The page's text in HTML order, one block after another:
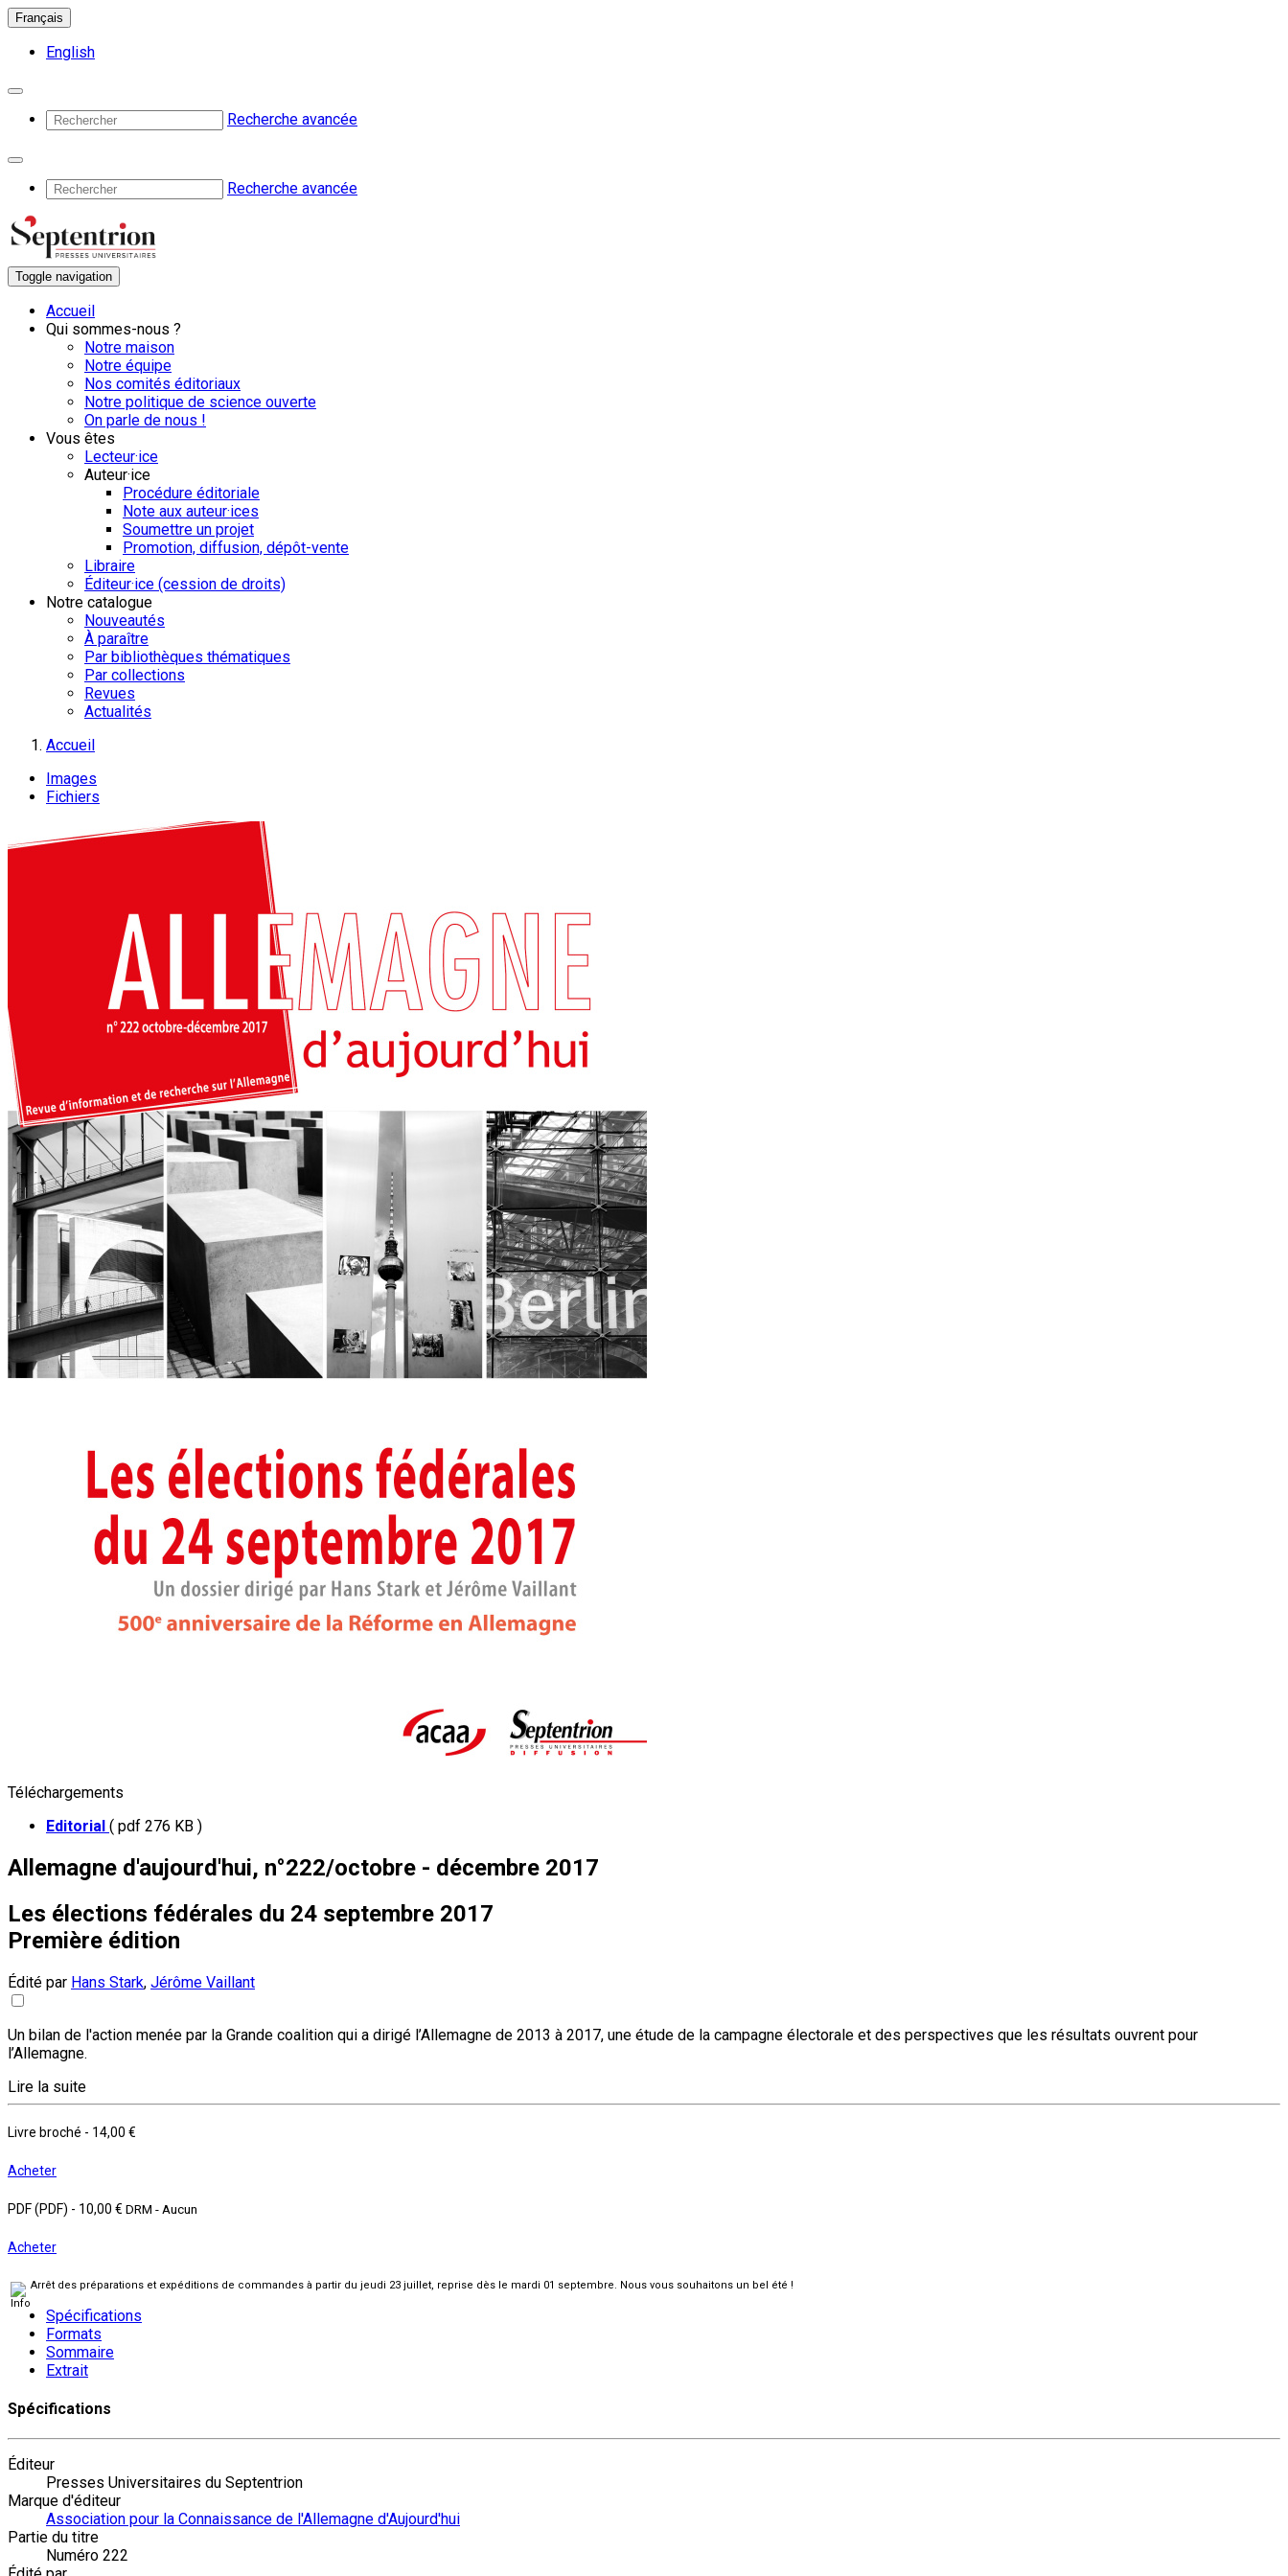
Français
English
Recherche avancée
Recherche avancée
Toggle navigation
Accueil
Qui sommes-nous ?
Notre maison
Notre équipe
Nos comités éditoriaux
Notre politique de science ouverte
On parle de nous !
Vous êtes
Lecteur·ice
Auteur·ice
Procédure éditoriale
Note aux auteur·ices
Soumettre un projet
Promotion, diffusion, dépôt-vente
Libraire
Éditeur·ice (cession de droits)
Notre catalogue
Nouveautés
À paraître
Par bibliothèques thématiques
Par collections
Revues
Actualités
Accueil
Images
Fichiers
Téléchargements
Editorial ( pdf 276 KB )
Allemagne d'aujourd'hui, n°222/octobre - décembre 2017
Les élections fédérales du 24 septembre 2017
Première édition
Édité par Hans Stark, Jérôme Vaillant
Un bilan de l'action menée par la Grande coalition qui a dirigé l’Allemagne de 2013 à 2017, une étude de la campagne électorale et des perspectives que les résultats ouvrent pour
l’Allemagne.
Lire la suite
Livre broché - 14,00 €
Acheter
PDF (PDF) - 10,00 € DRM - Aucun
Acheter
Arrêt des préparations et expéditions de commandes à partir du jeudi 23 juillet, reprise dès le mardi 01 septembre. Nous vous souhaitons un bel été !
Spécifications
Formats
Sommaire
Extrait
Spécifications
Éditeur
Presses Universitaires du Septentrion
Marque d'éditeur
Association pour la Connaissance de l'Allemagne d'Aujourd'hui
Partie du titre
Numéro 222